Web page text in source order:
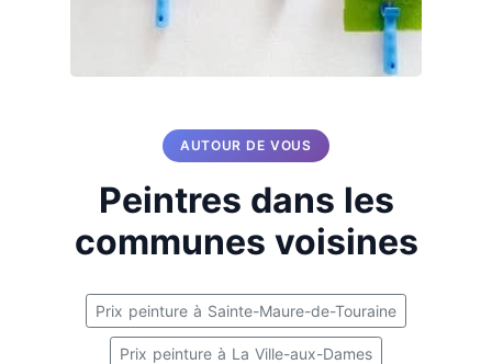
AUTOUR DE VOUS
Peintres dans les
communes voisines
Prix peinture à Sainte-Maure-de-Touraine
Prix peinture à La Ville-aux-Dames